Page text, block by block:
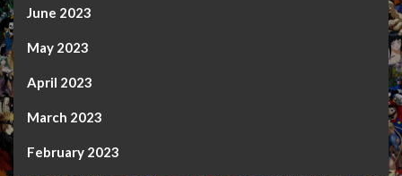
June 2023
May 2023
April 2023
March 2023
February 2023